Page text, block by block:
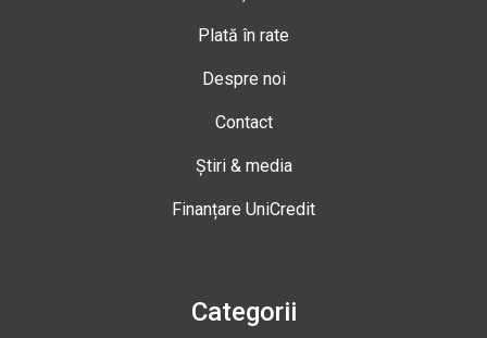
Plată în rate
Despre noi
Contact
Știri & media
Finanțare UniCredit
Categorii